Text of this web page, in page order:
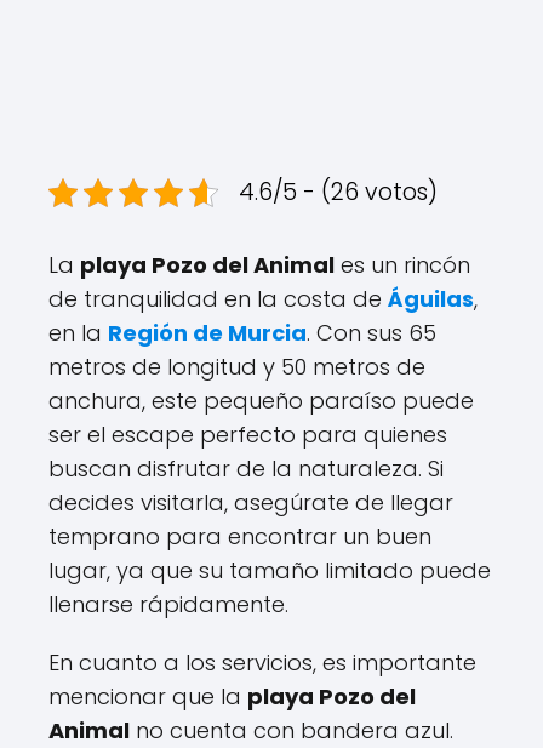
4.6/5 - (26 votos)
La playa Pozo del Animal es un rincón
de tranquilidad en la costa de Águilas,
en la Región de Murcia. Con sus 65
metros de longitud y 50 metros de
anchura, este pequeño paraíso puede
ser el escape perfecto para quienes
buscan disfrutar de la naturaleza. Si
decides visitarla, asegúrate de llegar
temprano para encontrar un buen
lugar, ya que su tamaño limitado puede
llenarse rápidamente.
En cuanto a los servicios, es importante
mencionar que la playa Pozo del
Animal no cuenta con bandera azul.